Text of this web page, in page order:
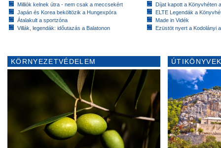
Milliók kelnek útra - nem csak a meccsekért
Japán és Korea beköltözik a Hungexpóra
Átalakult a sportzóna
Villák, legendák: időutazás a Balatonon
Díjat kapott a Könyvhéten
ELTE Legendák a
Made in Vidék
Ezüstöt nyert a Kodolányi
KÖRNYEZETVÉDELEM